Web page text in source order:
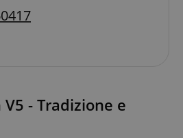
- Tradizione e